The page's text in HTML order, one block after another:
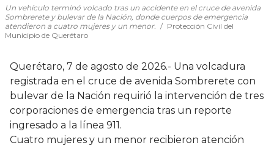
Un vehículo terminó volcado tras un accidente en el cruce de avenida
Sombrerete y bulevar de la Nación, donde cuerpos de emergencia
atendieron a cuatro mujeres y un menor.
Protección Civil del
Municipio de Querétaro
Querétaro, 7 de agosto de 2026.- Una volcadura
registrada en el cruce de avenida Sombrerete con
bulevar de la Nación requirió la intervención de tres
corporaciones de emergencia tras un reporte
ingresado a la línea 911.
Cuatro mujeres y un menor recibieron atención